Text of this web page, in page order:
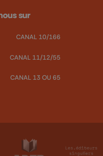
sur
CANAL 10/166
CANAL 11/12/55
CANAL 13 OU 65